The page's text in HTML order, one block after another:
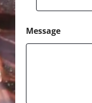
Message